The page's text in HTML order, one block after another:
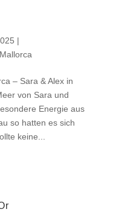
|
– Sara & Alex in
von Sara und
Energie aus
so hatten es sich
keine...